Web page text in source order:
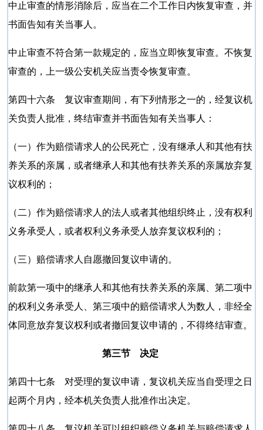
中止审查的情形消除后，应当在二个工作日内恢复审查，并
书面告知有关当事人。
中止审查不符合第一款规定的，应当立即恢复审查。不恢复
审查的，上一级公安机关应当责令恢复审查。
第四十六条 复议审查期间，有下列情形之一的，经复议机
关负责人批准，终结审查并书面告知有关当事人：
（一）作为赔偿请求人的公民死亡，没有继承人和其他有扶
养关系的亲属，或者继承人和其他有扶养关系的亲属放弃复
议权利的；
（二）作为赔偿请求人的法人或者其他组织终止，没有权利
义务承受人，或者权利义务承受人放弃复议权利的；
（三）赔偿请求人自愿撤回复议申请的。
前款第一项中的继承人和其他有扶养关系的亲属、第二项中
的权利义务承受人、第三项中的赔偿请求人为数人，非经全
体同意放弃复议权利或者撤回复议申请的，不得终结审查。
第三节 决定
第四十七条 对受理的复议申请，复议机关应当自受理之日
起两个月内，经本机关负责人批准作出决定。